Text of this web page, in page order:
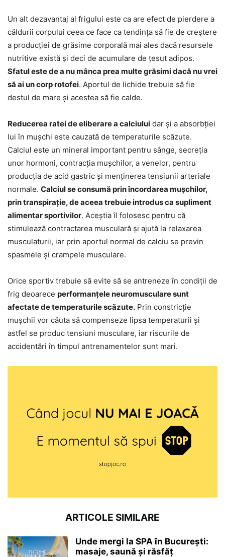
Un alt dezavantaj al frigului este ca are efect de pierdere a
căldurii corpului ceea ce face ca tendința să fie de creștere
a producției de grăsime corporală mai ales dacă resursele
nutritive există și deci de acumulare de țesut adipos.
Sfatul este de a nu mânca prea multe grăsimi dacă nu vrei
să ai un corp rotofei. Aportul de lichide trebuie să fie
destul de mare și acestea să fie calde.
Reducerea ratei de eliberare a calciului dar și a absorbției
lui în mușchi este cauzată de temperaturile scăzute.
Calciul este un mineral important pentru sânge, secreția
unor hormoni, contracția mușchilor, a venelor, pentru
producția de acid gastric și menținerea tensiunii arteriale
normale. Calciul se consumă prin încordarea mușchilor,
prin transpirație, de aceea trebuie introdus ca supliment
alimentar sportivilor. Aceștia îl folosesc pentru că
stimulează contractarea musculară și ajută la relaxarea
musculaturii, iar prin aportul normal de calciu se previn
spasmele și crampele musculare.
Orice sportiv trebuie să evite să se antreneze în condiții de
frig deoarece performanțele neuromusculare sunt
afectate de temperaturile scăzute. Prin constricție
mușchii vor căuta să compenseze lipsa temperaturii și
astfel se produc tensiuni musculare, iar riscurile de
accidentări în timpul antrenamentelor sunt mari.
ARTICOLE SIMILARE
Unde mergi la SPA în București:
masaje, saună și răsfăț